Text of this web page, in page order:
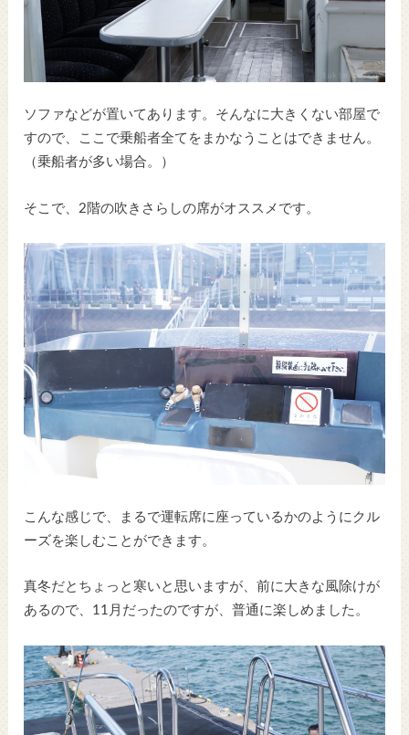
ソファなどが置いてあります。そんなに大きくない部屋で
すので、ここで乗船者全てをまかなうことはできません。
（乗船者が多い場合。）
そこで、2階の吹きさらしの席がオススメです。
こんな感じで、まるで運転席に座っているかのようにクル
ーズを楽しむことができます。
真冬だとちょっと寒いと思いますが、前に大きな風除けが
あるので、11月だったのですが、普通に楽しめました。